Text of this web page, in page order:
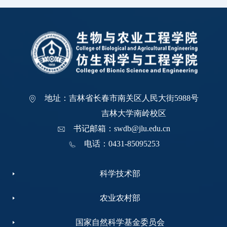
地址：吉林省长春市南关区人民大街5988号
吉林大学南岭校区
书记邮箱：swdb@jlu.edu.cn
电话：0431-85095253
科学技术部
农业农村部
国家自然科学基金委员会